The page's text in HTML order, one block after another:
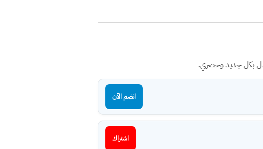
بكل جديد وحصري.
انضم الآن
اشتراك